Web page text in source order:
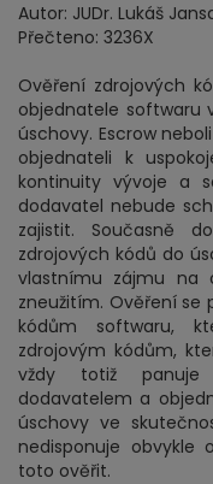
Autor: JUDr. Lukáš
Přečteno: 3236X
Ověření zdrojových
objednatele softwaru
úschovy. Escrow
objednateli k
kontinuity vývoje a
dodavatel nebude
zajistit. Současně
zdrojových kódů do
vlastnímu zájmu na
zneužitím. Ověření se
kódům softwaru,
zdrojovým kódům,
vždy totiž panuje
dodavatelem a
úschovy ve
nedisponuje obvykle
toto ověřit.